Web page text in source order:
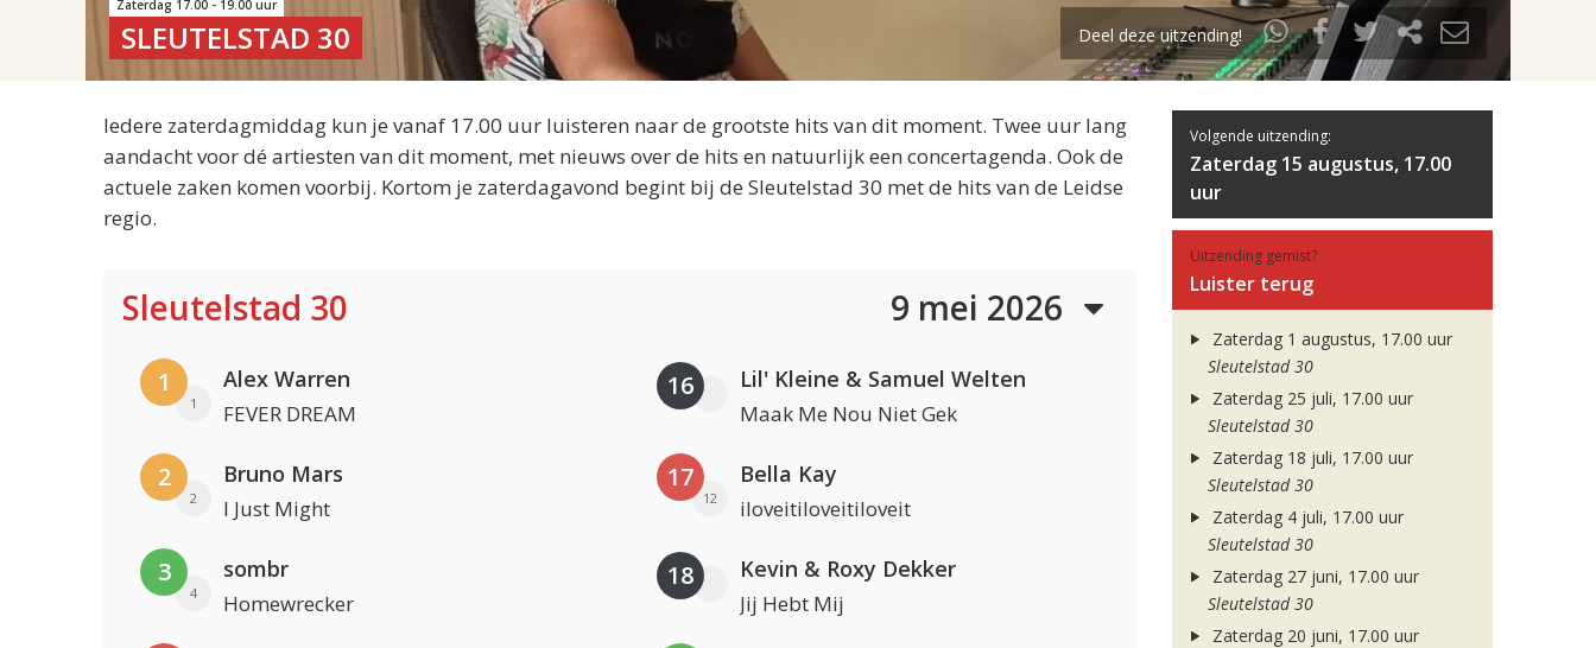
Zaterdag 17.00 - 19.00 uur
SLEUTELSTAD 30 Deel deze uitzending!
Iedere zaterdagmiddag kun je vanaf 17.00 uur luisteren naar de grootste hits van dit moment. Twee uur lang
aandacht voor dé artiesten van dit moment, met nieuws over de hits en natuurlijk een concertagenda. Ook de
actuele zaken komen voorbij. Kortom je zaterdagavond begint bij de Sleutelstad 30 met de hits van de Leidse
regio.
Sleutelstad 30 9 mei 2026
1
1
Alex Warren
FEVER DREAM
2
2
Bruno Mars
I Just Might
3
4
sombr
Homewrecker
16 Lil' Kleine & Samuel Welten
Maak Me Nou Niet Gek
17
12
Bella Kay
iloveitiloveitiloveit
18 Kevin & Roxy Dekker
Jij Hebt Mij
Volgende uitzending:
Zaterdag 15 augustus, 17.00
uur
Uitzending gemist?
Luister terug
Zaterdag 1 augustus, 17.00 uur
Sleutelstad 30
Zaterdag 25 juli, 17.00 uur
Sleutelstad 30
Zaterdag 18 juli, 17.00 uur
Sleutelstad 30
Zaterdag 4 juli, 17.00 uur
Sleutelstad 30
Zaterdag 27 juni, 17.00 uur
Sleutelstad 30
Zaterdag 20 juni, 17.00 uur